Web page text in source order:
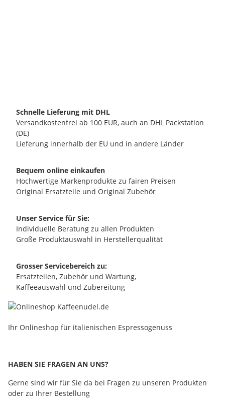
Schnelle Lieferung mit DHL
Versandkostenfrei ab 100 EUR, auch an DHL Packstation
(DE)
Lieferung innerhalb der EU und in andere Länder
Bequem online einkaufen
Hochwertige Markenprodukte zu fairen Preisen
Original Ersatzteile und Original Zubehör
Unser Service für Sie:
Individuelle Beratung zu allen Produkten
Große Produktauswahl in Herstellerqualität
Grosser Servicebereich zu:
Ersatzteilen, Zubehör und Wartung,
Kaffeeauswahl und Zubereitung
Ihr Onlineshop für italienischen Espressogenuss
HABEN SIE FRAGEN AN UNS?
Gerne sind wir für Sie da bei Fragen zu unseren Produkten
oder zu Ihrer Bestellung